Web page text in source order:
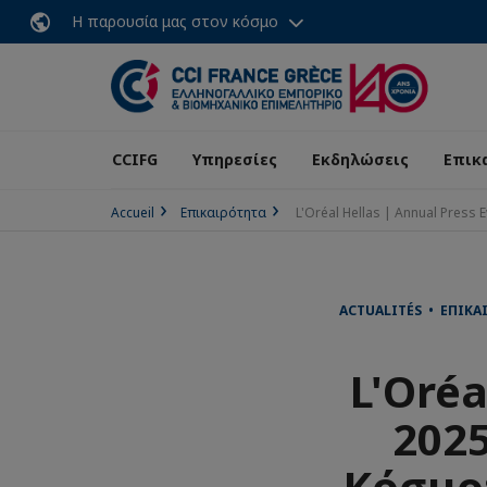
Η παρουσία μας στον κόσμο
CCIFG Υπηρεσίες Εκδηλώσεις
Accueil Επικαιρότητα L'Oréal Hellas | Annual Press
ACTUALITÉS •